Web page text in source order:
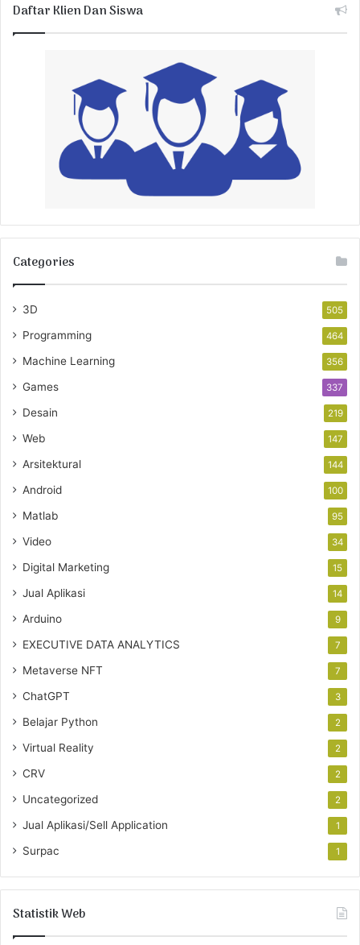
Daftar Klien Dan Siswa
Categories
3D 505
Programming 464
Machine Learning 356
Games 337
Desain 219
Web 147
Arsitektural 144
Android 100
Matlab 95
Video 34
Digital Marketing 15
Jual Aplikasi 14
Arduino 9
EXECUTIVE DATA ANALYTICS 7
Metaverse NFT 7
ChatGPT 3
Belajar Python 2
Virtual Reality 2
CRV 2
Uncategorized 2
Jual Aplikasi/Sell Application 1
Surpac 1
Statistik Web